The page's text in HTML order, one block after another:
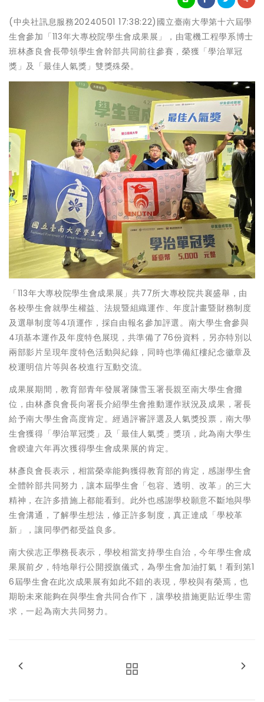
(中央社訊息服務20240501 17:38:22)國立臺南大學第十六屆學
生會參加「113年大專校院學生會成果展」，由電機工程學系博士
班林彥良會長帶領學生會幹部共同前往參賽，榮獲「學治單冠
獎」及「最佳人氣獎」雙獎殊榮。
「113年大專校院學生會成果展」共77所大專校院共襄盛舉，由
各校學生會就學生權益、法規暨組織運作、年度計畫暨財務制度
及選舉制度等4項運作，採自由報名參加評選。南大學生會參與
4項基本運作及年度特色展現，共準備了76份資料，另亦特別以
兩部影片呈現年度特色活動與紀錄，同時也準備紅樓紀念徽章及
校運明信片等與各校進行互動交流。
成果展期間，教育部青年發展署陳雪玉署長親至南大學生會攤
位，由林彥良會長向署長介紹學生會推動運作狀況及成果，署長
給予南大學生會高度肯定。經過評審評選及人氣獎投票，南大學
生會獲得「學治單冠獎」及「最佳人氣獎」獎項，此為南大學生
會睽違六年再次獲得學生會成果展的肯定。
林彥良會長表示，相當榮幸能夠獲得教育部的肯定，感謝學生會
全體幹部共同努力，讓本屆學生會「包容、透明、改革」的三大
精神，在許多措施上都能看到。此外也感謝學校願意不斷地與學
生會溝通，了解學生想法，修正許多制度，真正達成「學校革
新」，讓同學們都受益良多。
南大侯志正學務長表示，學校相當支持學生自治，今年學生會成
果展前夕，特地舉行公開授旗儀式，為學生會加油打氣！看到第1
6屆學生會在此次成果展有如此不錯的表現，學校與有榮焉，也
期盼未來能夠在與學生會共同合作下，讓學校措施更貼近學生需
求，一起為南大共同努力。